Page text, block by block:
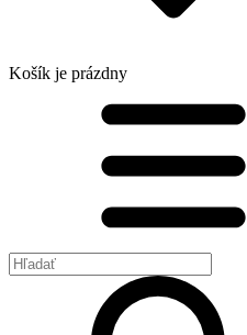
Košík je prázdny